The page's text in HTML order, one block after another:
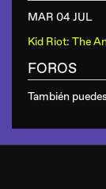
MAR 04 JUL
Kid Riot: The
FOROS
También